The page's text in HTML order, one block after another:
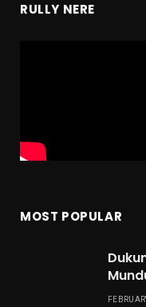
RULLY NERE
MOST POPULAR